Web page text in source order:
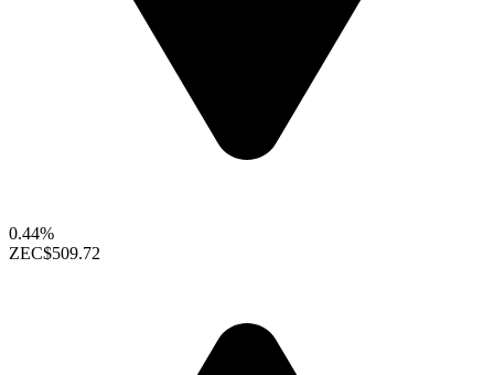
0.44%
ZEC$509.72